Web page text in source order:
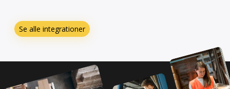
Se alle integrationer